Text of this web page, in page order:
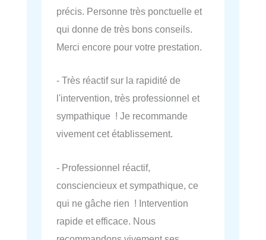
précis. Personne très ponctuelle et
qui donne de très bons conseils.
Merci encore pour votre prestation.
- Très réactif sur la rapidité de
l'intervention, très professionnel et
sympathique ! Je recommande
vivement cet établissement.
- Professionnel réactif,
consciencieux et sympathique, ce
qui ne gâche rien ! Intervention
rapide et efficace. Nous